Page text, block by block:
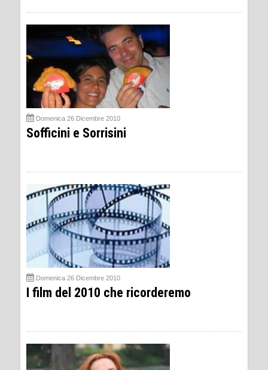
Domenica 26 Dicembre 2010
Sofficini e Sorrisini
Domenica 26 Dicembre 2010
I film del 2010 che ricorderemo